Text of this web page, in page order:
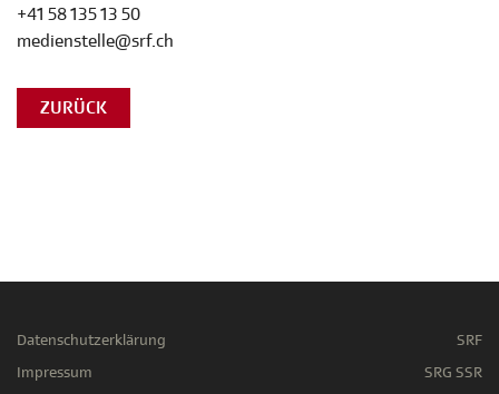
+41 58 135 13 50
medienstelle@srf.ch
ZURÜCK
Datenschutzerklärung
Impressum
SRF
SRG SSR